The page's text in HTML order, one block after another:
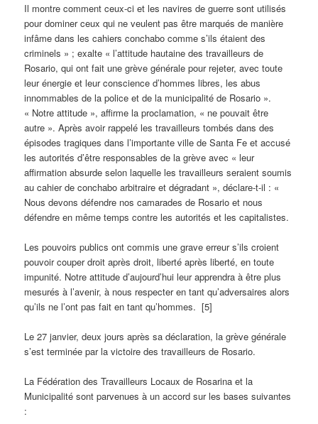
Il montre comment ceux-ci et les navires de guerre sont utilisés
pour dominer ceux qui ne veulent pas être marqués de manière
infâme dans les cahiers conchabo comme s’ils étaient des
criminels » ; exalte « l’attitude hautaine des travailleurs de
Rosario, qui ont fait une grève générale pour rejeter, avec toute
leur énergie et leur conscience d’hommes libres, les abus
innommables de la police et de la municipalité de Rosario ».
« Notre attitude », affirme la proclamation, « ne pouvait être
autre ». Après avoir rappelé les travailleurs tombés dans des
épisodes tragiques dans l’importante ville de Santa Fe et accusé
les autorités d’être responsables de la grève avec « leur
affirmation absurde selon laquelle les travailleurs seraient soumis
au cahier de conchabo arbitraire et dégradant », déclare-t-il : «
Nous devons défendre nos camarades de Rosario et nous
défendre en même temps contre les autorités et les capitalistes.
Les pouvoirs publics ont commis une grave erreur s’ils croient
pouvoir couper droit après droit, liberté après liberté, en toute
impunité. Notre attitude d’aujourd’hui leur apprendra à être plus
mesurés à l’avenir, à nous respecter en tant qu’adversaires alors
qu’ils ne l’ont pas fait en tant qu’hommes. [5]
Le 27 janvier, deux jours après sa déclaration, la grève générale
s’est terminée par la victoire des travailleurs de Rosario.
La Fédération des Travailleurs Locaux de Rosarina et la
Municipalité sont parvenues à un accord sur les bases suivantes
: